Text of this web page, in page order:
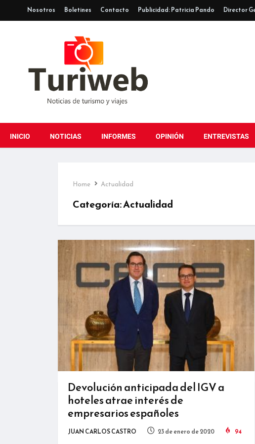
Nosotros Boletines Contacto Publicidad: Patricia Pando Director
INICIO NOTICIAS INFORMES OPINIÓN ENTREVISTAS
Home Actualidad
Categoría:Actualidad
Devolución anticipada del IGV a
hoteles atrae interés de
empresarios españoles
JUAN CARLOS CASTRO 23 de enero de 2020 94